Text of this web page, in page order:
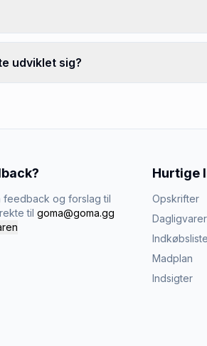
udviklet sig?
feedback og forslag til
til goma@goma.gg
Hurtige
Opskrifter
Dagligvarer
Indkøbsliste
Madplan
Indsigter